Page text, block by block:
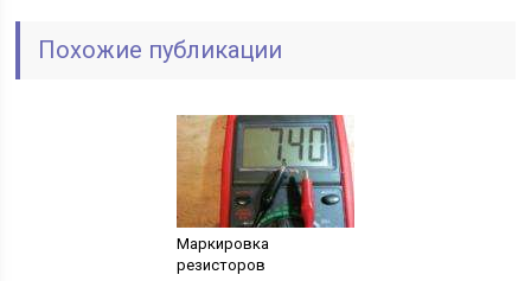
Похожие публикации
Маркировка
резисторов